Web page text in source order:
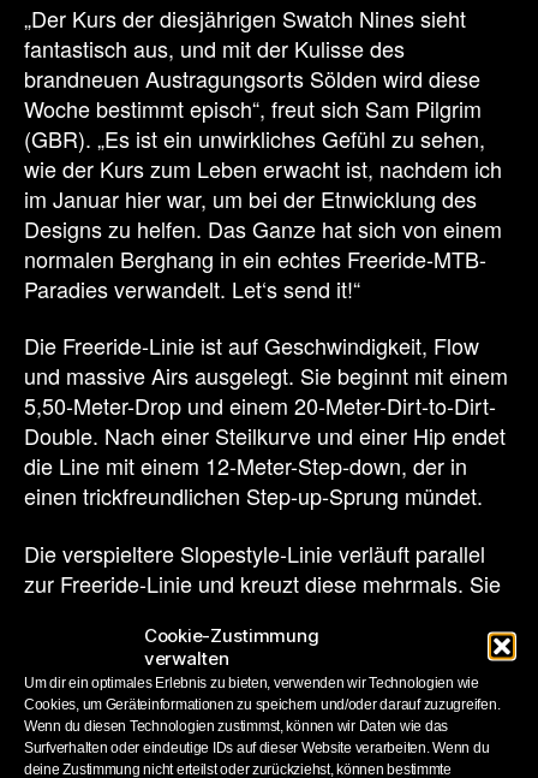
Cookie-Zustimmung
verwalten
Um dir ein optimales Erlebnis zu bieten, verwenden wir Technologien wie
Cookies, um Geräteinformationen zu speichern und/oder darauf zuzugreifen.
Wenn du diesen Technologien zustimmst, können wir Daten wie das
Surfverhalten oder eindeutige IDs auf dieser Website verarbeiten. Wenn du
deine Zustimmung nicht erteilst oder zurückziehst, können bestimmte
„Der Kurs der diesjährigen Swatch Nines sieht
fantastisch aus, und mit der Kulisse des
brandneuen Austragungsorts Sölden wird diese
Woche bestimmt episch“, freut sich Sam Pilgrim
(GBR). „Es ist ein unwirkliches Gefühl zu sehen,
wie der Kurs zum Leben erwacht ist, nachdem ich
im Januar hier war, um bei der Etnwicklung des
Designs zu helfen. Das Ganze hat sich von einem
normalen Berghang in ein echtes Freeride-MTB-
Paradies verwandelt. Let‘s send it!“
Die Freeride-Linie ist auf Geschwindigkeit, Flow
und massive Airs ausgelegt. Sie beginnt mit einem
5,50-Meter-Drop und einem 20-Meter-Dirt-to-Dirt-
Double. Nach einer Steilkurve und einer Hip endet
die Line mit einem 12-Meter-Step-down, der in
einen trickfreundlichen Step-up-Sprung mündet.
Die verspieltere Slopestyle-Linie verläuft parallel
zur Freeride-Linie und kreuzt diese mehrmals. Sie
Element über eine Quarterpipe bis zu einem
einzigartigen Double Drop lädt diese Line zu
kreativen Ideen ein. Zwei Kicker aus Holz und ein
riesiger Step-up im unteren Bereich bilden die
Grundlage für progressive Tricks.